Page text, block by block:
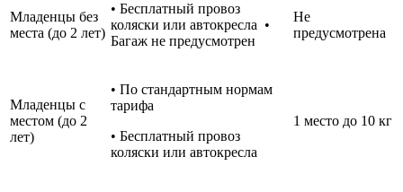
Младенцы без
места (до 2 лет)
• Бесплатный провоз
коляски или автокресла •
Багаж не предусмотрен
Не
предусмотрена
Младенцы с
местом (до 2
лет)
• По стандартным нормам
тарифа
• Бесплатный провоз
коляски или автокресла
1 место до 10 кг